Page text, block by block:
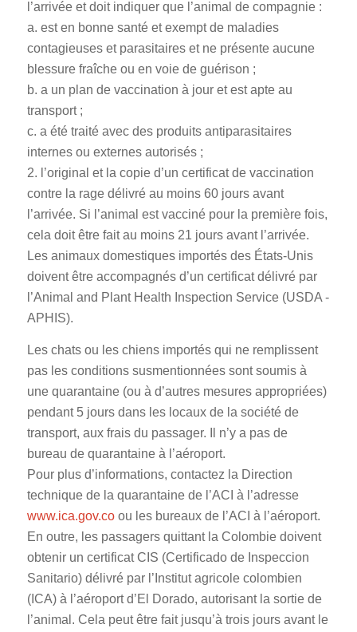
l’arrivée et doit indiquer que l’animal de compagnie :
a. est en bonne santé et exempt de maladies
contagieuses et parasitaires et ne présente aucune
blessure fraîche ou en voie de guérison ;
b. a un plan de vaccination à jour et est apte au
transport ;
c. a été traité avec des produits antiparasitaires
internes ou externes autorisés ;
2. l’original et la copie d’un certificat de vaccination
contre la rage délivré au moins 60 jours avant
l’arrivée. Si l’animal est vacciné pour la première fois,
cela doit être fait au moins 21 jours avant l’arrivée.
Les animaux domestiques importés des États-Unis
doivent être accompagnés d’un certificat délivré par
l’Animal and Plant Health Inspection Service (USDA -
APHIS).
Les chats ou les chiens importés qui ne remplissent
pas les conditions susmentionnées sont soumis à
une quarantaine (ou à d’autres mesures appropriées)
pendant 5 jours dans les locaux de la société de
transport, aux frais du passager. Il n’y a pas de
bureau de quarantaine à l’aéroport.
Pour plus d’informations, contactez la Direction
technique de la quarantaine de l’ACI à l’adresse
www.ica.gov.coou les bureaux de l’ACI à l’aéroport.
En outre, les passagers quittant la Colombie doivent
obtenir un certificat CIS (Certificado de Inspeccion
Sanitario) délivré par l’Institut agricole colombien
(ICA) à l’aéroport d’El Dorado, autorisant la sortie de
l’animal. Cela peut être fait jusqu’à trois jours avant le